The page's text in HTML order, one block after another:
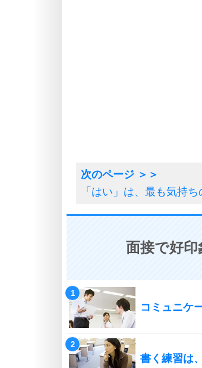
「はい」は、最も気持ち
面接で好
コミュニケ
書く練習は